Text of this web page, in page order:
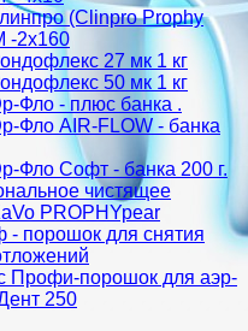
(Clinpro Prophy
-2х160
27 мк 1 кг
50 мк 1 кг
Фло - плюс банка .
Фло AIR-FLOW - банка
Фло Софт - банка 200 г.
чистящее
PROPHYpear
порошок для снятия
Профи-порошок для аэр-
250